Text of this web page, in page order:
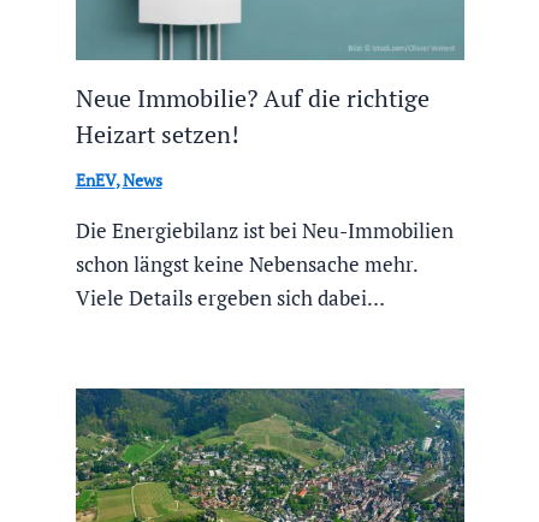
Neue Immobilie? Auf die richtige
Heizart setzen!
EnEV,News
Die Energiebilanz ist bei Neu-Immobilien
schon längst keine Nebensache mehr.
Viele Details ergeben sich dabei…